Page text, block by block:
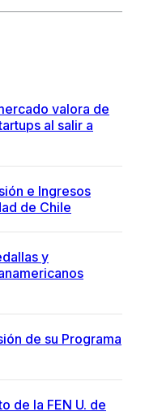
valora de
al salir a
e Ingresos
de Chile
y
de su Programa
de la FEN U. de